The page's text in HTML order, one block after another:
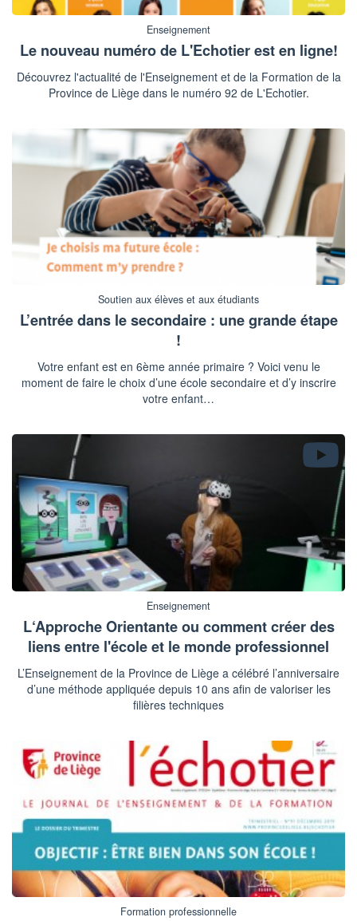
Enseignement
Le nouveau numéro de L'Echotier est en ligne!
Découvrez l'actualité de l'Enseignement et de la Formation de la
Province de Liège dans le numéro 92 de L'Echotier.
Soutien aux élèves et aux étudiants
L’entrée dans le secondaire : une grande étape
!
Votre enfant est en 6ème année primaire ? Voici venu le
moment de faire le choix d’une école secondaire et d’y inscrire
votre enfant…
Enseignement
L‘Approche Orientante ou comment créer des
liens entre l'école et le monde professionnel
L’Enseignement de la Province de Liège a célébré l’anniversaire
d’une méthode appliquée depuis 10 ans afin de valoriser les
filières techniques
Formation professionnelle